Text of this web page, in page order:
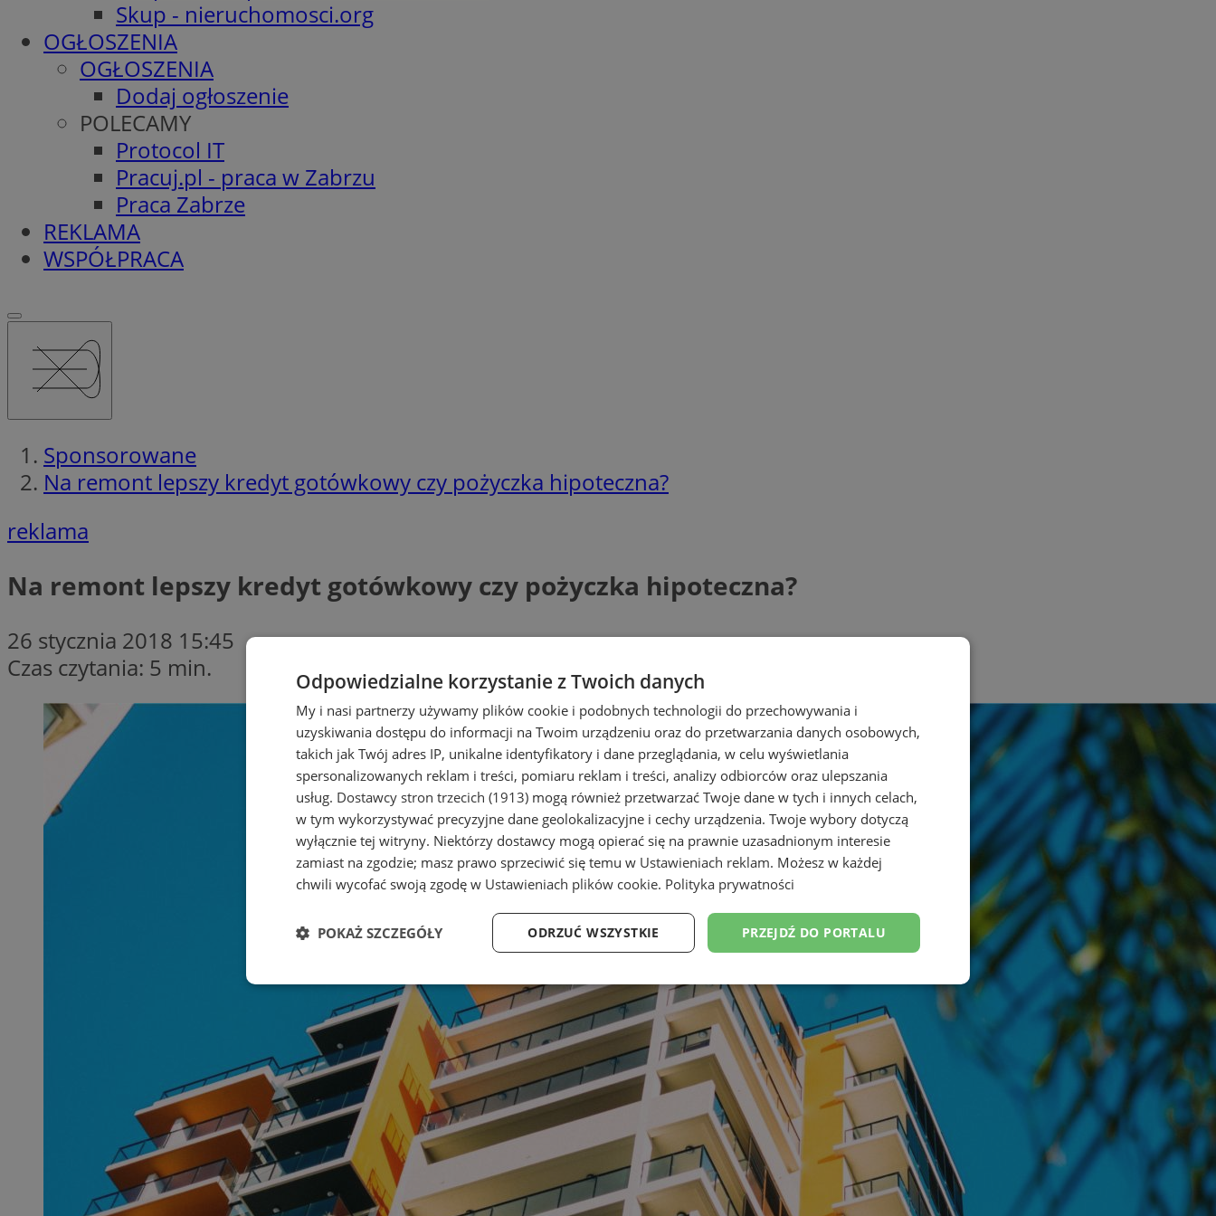
Skup - nieruchomosci.org
OGŁOSZENIA
OGŁOSZENIA
Dodaj ogłoszenie
POLECAMY
Protocol IT
Pracuj.pl - praca w Zabrzu
Praca Zabrze
REKLAMA
WSPÓŁPRACA
Sponsorowane
Na remont lepszy kredyt gotówkowy czy pożyczka hipoteczna?
reklama
Na remont lepszy kredyt gotówkowy czy pożyczka hipoteczna?
26 stycznia 2018 15:45
Czas czytania: 5 min.
Odpowiedzialne korzystanie z Twoich danych
My i nasi partnerzy używamy plików cookie i podobnych technologii do przechowywania i
uzyskiwania dostępu do informacji na Twoim urządzeniu oraz do przetwarzania danych osobowych,
takich jak Twój adres IP, unikalne identyfikatory i dane przeglądania, w celu wyświetlania
spersonalizowanych reklam i treści, pomiaru reklam i treści, analizy odbiorców oraz ulepszania
usług. Dostawcy stron trzecich (1913) mogą również przetwarzać Twoje dane w tych i innych celach,
w tym wykorzystywać precyzyjne dane geolokalizacyjne i cechy urządzenia. Twoje wybory dotyczą
wyłącznie tej witryny. Niektórzy dostawcy mogą opierać się na prawnie uzasadnionym interesie
zamiast na zgodzie; masz prawo sprzeciwić się temu w Ustawieniach reklam. Możesz w każdej
chwili wycofać swoją zgodę w Ustawieniach plików cookie. Polityka prywatności
PRZEJDŹ DO PORTALU
ODRZUĆ WSZYSTKIE
POKAŻ SZCZEGÓŁY
Niezbędne Wydajność Targetowanie Funkcjonalność Niesklasyfikowane
Niezbędne Wydajność Targetowanie Funkcjonalność Niesklasyfikowane
Niezbędne pliki cookie umożliwiają korzystanie z podstawowych funkcji strony internetowej, takich jak logowanie użytkownika i
zarządzanie kontem. Bez niezbędnych plików cookie nie można prawidłowo korzystać ze strony internetowej.
Nazwa
Domena
Okres
przechowywania
Opis